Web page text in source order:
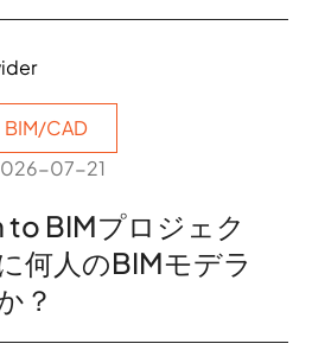
BIM/CAD
07-21
to BIMプロジェク
何人のBIMモデラ
？